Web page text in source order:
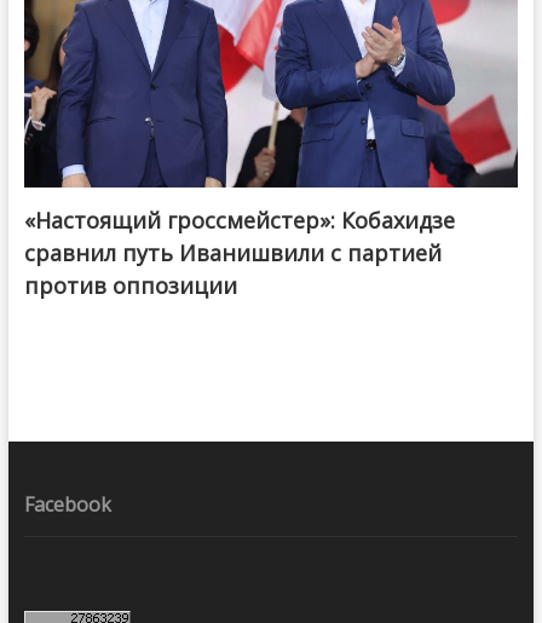
@ქართული ოცნება / Georgian Dream
«Настоящий гроссмейстер»: Кобахидзе
сравнил путь Иванишвили с партией
против оппозиции
Facebook